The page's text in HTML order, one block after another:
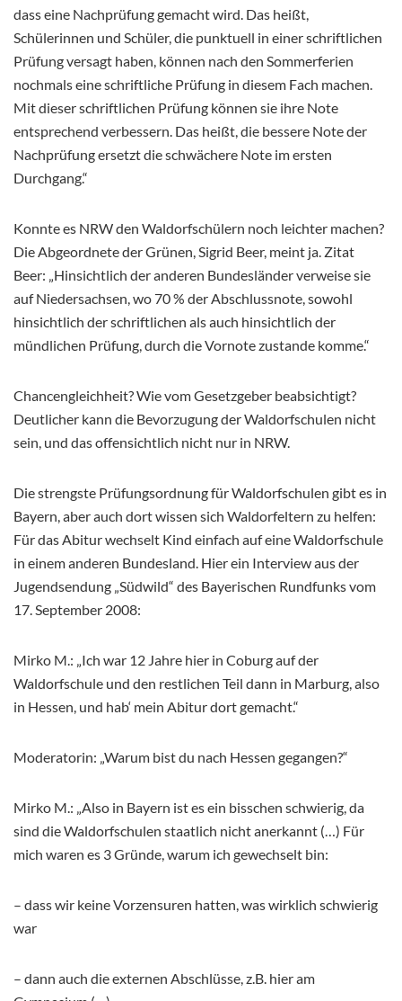
dass eine Nachprüfung gemacht wird. Das heißt,
Schülerinnen und Schüler, die punktuell in einer schriftlichen
Prüfung versagt haben, können nach den Sommerferien
nochmals eine schriftliche Prüfung in diesem Fach machen.
Mit dieser schriftlichen Prüfung können sie ihre Note
entsprechend verbessern. Das heißt, die bessere Note der
Nachprüfung ersetzt die schwächere Note im ersten
Durchgang.“
Konnte es NRW den Waldorfschülern noch leichter machen?
Die Abgeordnete der Grünen, Sigrid Beer, meint ja. Zitat
Beer: „Hinsichtlich der anderen Bundesländer verweise sie
auf Niedersachsen, wo 70 % der Abschlussnote, sowohl
hinsichtlich der schriftlichen als auch hinsichtlich der
mündlichen Prüfung, durch die Vornote zustande komme.“
Chancengleichheit? Wie vom Gesetzgeber beabsichtigt?
Deutlicher kann die Bevorzugung der Waldorfschulen nicht
sein, und das offensichtlich nicht nur in NRW.
Die strengste Prüfungsordnung für Waldorfschulen gibt es in
Bayern, aber auch dort wissen sich Waldorfeltern zu helfen:
Für das Abitur wechselt Kind einfach auf eine Waldorfschule
in einem anderen Bundesland. Hier ein Interview aus der
Jugendsendung „Südwild“ des Bayerischen Rundfunks vom
17. September 2008:
Mirko M.: „Ich war 12 Jahre hier in Coburg auf der
Waldorfschule und den restlichen Teil dann in Marburg, also
in Hessen, und hab‘ mein Abitur dort gemacht.“
Moderatorin: „Warum bist du nach Hessen gegangen?“
Mirko M.: „Also in Bayern ist es ein bisschen schwierig, da
sind die Waldorfschulen staatlich nicht anerkannt (…) Für
mich waren es 3 Gründe, warum ich gewechselt bin:
– dass wir keine Vorzensuren hatten, was wirklich schwierig
war
– dann auch die externen Abschlüsse, z.B. hier am